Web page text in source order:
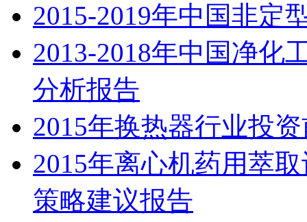
2015-2019年中国非定
2013-2018年中国净化
分析报告
2015年换热器行业投
2015年离心机药用萃
策略建议报告